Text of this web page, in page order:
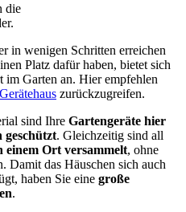
die
in wenigen Schritten erreichen
Platz dafür haben, bietet sich
im Garten an. Hier empfehlen
zurückzugreifen.
sind Ihre Gartengeräte hier
geschützt. Gleichzeitig sind all
einem Ort versammelt, ohne
Damit das Häuschen sich auch
haben Sie eine große
.